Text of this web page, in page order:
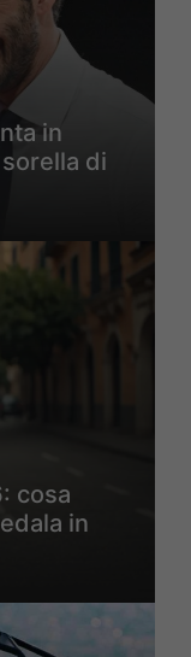
in
di
cosa
in